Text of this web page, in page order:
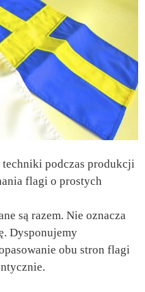
podczas produkcji
flagi o prostych
są razem. Nie oznacza
Dysponujemy
obu stron flagi